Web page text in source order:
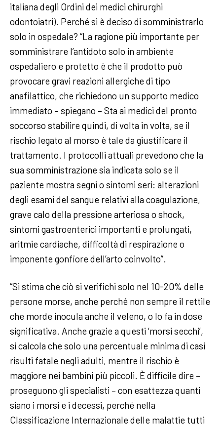
italiana degli Ordini dei medici chirurghi
odontoiatri). Perché si è deciso di somministrarlo
solo in ospedale? “La ragione più importante per
somministrare l’antidoto solo in ambiente
ospedaliero e protetto è che il prodotto può
provocare gravi reazioni allergiche di tipo
anafilattico, che richiedono un supporto medico
immediato – spiegano – Sta ai medici del pronto
soccorso stabilire quindi, di volta in volta, se il
rischio legato al morso è tale da giustificare il
trattamento. I protocolli attuali prevedono che la
sua somministrazione sia indicata solo se il
paziente mostra segni o sintomi seri: alterazioni
degli esami del sangue relativi alla coagulazione,
grave calo della pressione arteriosa o shock,
sintomi gastroenterici importanti e prolungati,
aritmie cardiache, difficoltà di respirazione o
imponente gonfiore dell’arto coinvolto”.
“Si stima che ciò si verifichi solo nel 10-20% delle
persone morse, anche perché non sempre il rettile
che morde inocula anche il veleno, o lo fa in dose
significativa. Anche grazie a questi ‘morsi secchi’,
si calcola che solo una percentuale minima di casi
risulti fatale negli adulti, mentre il rischio è
maggiore nei bambini più piccoli. È difficile dire –
proseguono gli specialisti – con esattezza quanti
siano i morsi e i decessi, perché nella
Classificazione Internazionale delle malattie tutti